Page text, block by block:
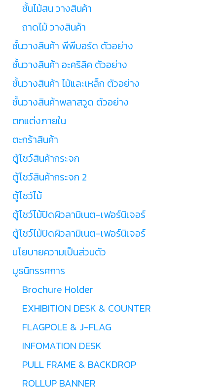
ชั้นไม้สน วางสินค้า
ถาดไม้ วางสินค้า
ชั้นวางสินค้า พีพีบอร์ด ตัวอย่าง
ชั้นวางสินค้า อะคริลิค ตัวอย่าง
ชั้นวางสินค้า ไม้และเหล็ก ตัวอย่าง
ชั้นวางสินค้าพลาสวูด ตัวอย่าง
ตกแต่งภายใน
ตะกร้าสินค้า
ตู้โชว์สินค้ากระจก
ตู้โชว์สินค้ากระจก 2
ตู้โชว์ไม้
ตู้โชว์ไม้ปิดผิวลามิเนต-เฟอร์นิเจอร์
ตู้โชว์ไม้ปิดผิวลามิเนต-เฟอร์นิเจอร์
นโยบายความเป็นส่วนตัว
บูธนิทรรศการ
Brochure Holder
EXHIBITION DESK & COUNTER
FLAGPOLE & J-FLAG
INFOMATION DESK
PULL FRAME & BACKDROP
ROLLUP BANNER